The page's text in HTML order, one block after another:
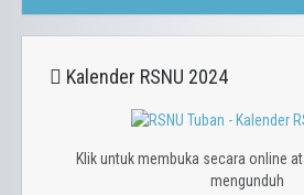
Kalender RSNU 2024
Klik untuk membuka secara online
mengunduh